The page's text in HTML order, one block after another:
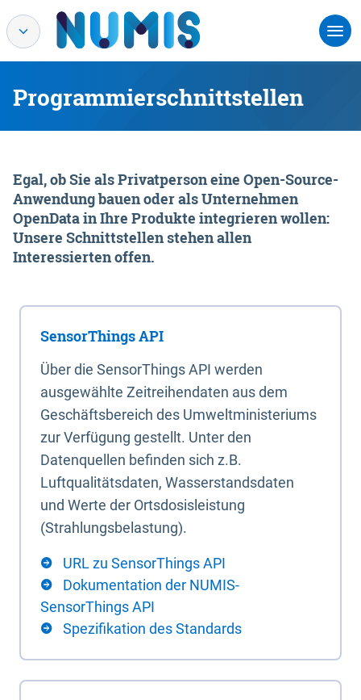
Programmierschnittstellen
Egal, ob Sie als Privatperson eine Open-Source-
Anwendung bauen oder als Unternehmen
OpenData in Ihre Produkte integrieren wollen:
Unsere Schnittstellen stehen allen
Interessierten offen.
SensorThings API
Über die SensorThings API werden
ausgewählte Zeitreihendaten aus dem
Geschäftsbereich des Umweltministeriums
zur Verfügung gestellt. Unter den
Datenquellen befinden sich z.B.
Luftqualitätsdaten, Wasserstandsdaten
und Werte der Ortsdosisleistung
(Strahlungsbelastung).
URL zu SensorThings API
Dokumentation der NUMIS-
SensorThings API
Spezifikation des Standards